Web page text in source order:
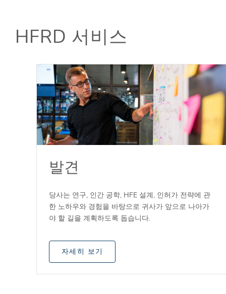
HFRD 서비스
발견
당사는 연구, 인간 공학, HFE 설계, 인허가 전략에 관
한 노하우와 경험을 바탕으로 귀사가 앞으로 나아가
야 할 길을 계획하도록 돕습니다.
자세히 보기